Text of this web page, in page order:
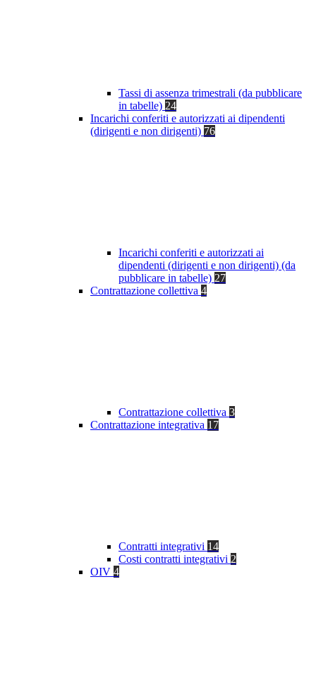
Tassi di assenza trimestrali (da pubblicare
in tabelle) 24
Incarichi conferiti e autorizzati ai dipendenti
(dirigenti e non dirigenti) 76
Incarichi conferiti e autorizzati ai
dipendenti (dirigenti e non dirigenti) (da
pubblicare in tabelle) 27
Contrattazione collettiva 4
Contrattazione collettiva 3
Contrattazione integrativa 17
Contratti integrativi 14
Costi contratti integrativi 2
OIV 4